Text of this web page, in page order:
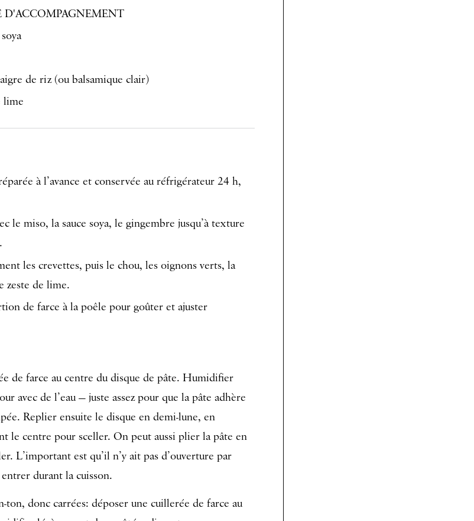
D'ACCOMPAGNEMENT
de riz (ou balsamique clair)
lime
à l’avance et conservée au réfrigérateur 24 h,
le miso, la sauce soya, le gingembre jusqu’à texture
les crevettes, puis le chou, les oignons verts, la
zeste de lime.
de farce à la poêle pour goûter et ajuster
de farce au centre du disque de pâte. Humidifier
avec de l’eau — juste assez pour que la pâte adhère
Replier ensuite le disque en demi-lune, en
le centre pour sceller. On peut aussi plier la pâte en
L’important est qu’il n’y ait pas d’ouverture par
durant la cuisson.
ton, donc carrées: déposer une cuillerée de farce au